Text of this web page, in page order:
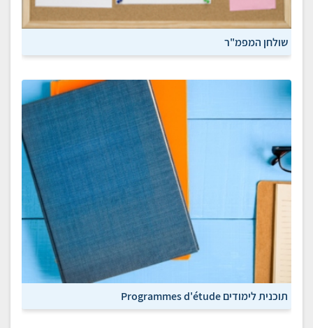
שולחן המפמ"ר
תוכנית לימודים Programmes d'étude